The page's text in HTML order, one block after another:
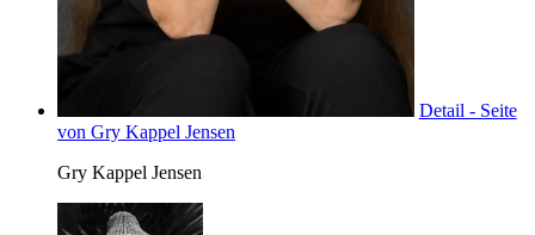
Detail - Seite
von Gry Kappel Jensen
Gry Kappel Jensen